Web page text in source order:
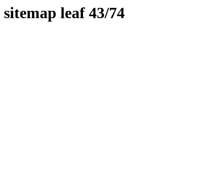
sitemap leaf 43/74